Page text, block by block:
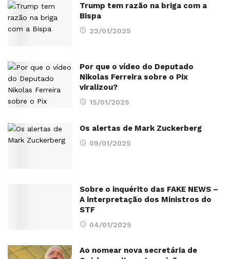
Trump tem razão na briga com a
Bispa
22/01/2025
Por que o vídeo do Deputado
Nikolas Ferreira sobre o Pix
viralizou?
15/01/2025
Os alertas de Mark Zuckerberg
09/01/2025
Sobre o inquérito das FAKE NEWS –
A interpretação dos Ministros do
STF
04/01/2025
Ao nomear nova secretária de